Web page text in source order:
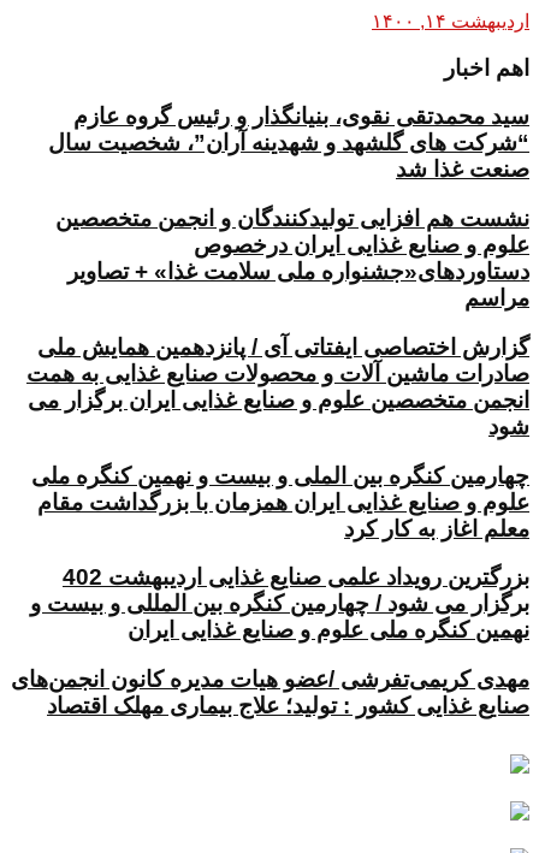
اردیبهشت ۱۴, ۱۴۰۰
اهم اخبار
سید محمدتقی نقوی، بنیانگذار و رئیس گروه عازم
“شرکت های گلشهد و شهدینه آران”، شخصیت سال
صنعت غذا شد
نشست هم افزایی تولیدکنندگان و انجمن متخصصین
علوم و صنایع غذایی ایران درخصوص
دستاوردهای«جشنواره ملی سلامت غذا» + تصاویر
مراسم
گزارش اختصاصی ایفتاتی آی / پانزدهمین همایش ملی
صادرات ماشین آلات و محصولات صنایع غذایی به همت
انجمن متخصصین علوم و صنایع غذایی ایران برگزار می
شود
چهارمین کنگره بین الملی و بیست و نهمین کنگره ملی
علوم و صنایع غذایی ایران همزمان با بزرگداشت مقام
معلم اغاز به کار کرد
بزرگترین رویداد علمی صنایع غذایی اردیبهشت 402
برگزار می شود / چهارمین کنگره بین المللی و بیست و
نهمین کنگره ملی علوم و صنایع غذایی ایران
مهدی کریمی‌تفرشی /عضو هیات مدیره کانون انجمن‌های
صنایع غذایی کشور : تولید؛ علاج بیماری مهلک اقتصاد